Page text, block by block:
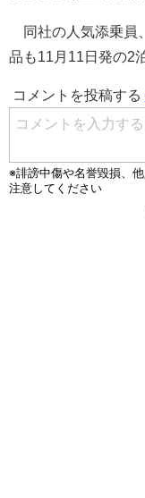
同社の人気添乗員
品も11月11日発の2